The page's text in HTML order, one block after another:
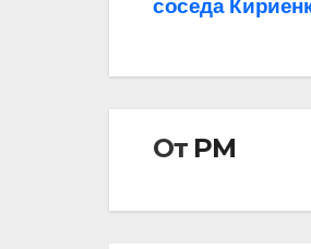
соседа
От РМ